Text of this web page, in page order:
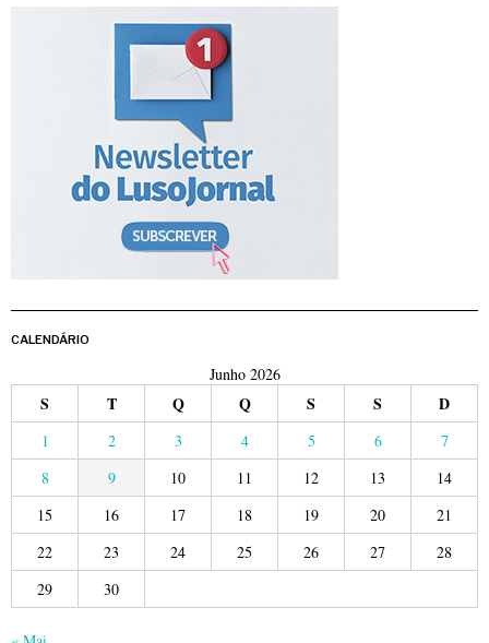
CALENDÁRIO
Junho 2026
S T Q Q S S D
1 2 3 4 5 6
7
8
9 10 11 12 13
14
15
16 17 18 19 20
21
22
23 24 25 26 27
28
29
30